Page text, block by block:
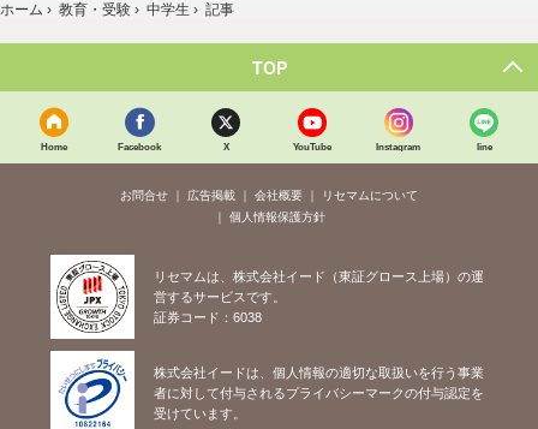
ホーム › 教育・受験 › 中学生 › 記事
TOP
Home Facebook X YouTube Instagram line
お問合せ 広告掲載 会社概要
リセマムについて
個人情報保護方針
リセマムは、株式会社イード（東証グロース上場）の運
営するサービスです。
証券コード：6038
株式会社イードは、個人情報の適切な取扱いを行う事業
者に対して付与されるプライバシーマークの付与認定を
受けています。